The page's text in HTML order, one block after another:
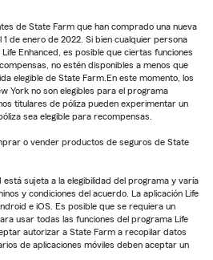
de State Farm que han comprado una nueva
de enero de 2022. Si bien cualquier persona
Enhanced, es posible que ciertas funciones
no estén disponibles a menos que
elegible de State Farm.En este momento, los
York no son elegibles para el programa
titulares de póliza pueden experimentar un
sea elegible para recompensas.
o vender productos de seguros de State
está sujeta a la elegibilidad del programa y varía
y condiciones del acuerdo. La aplicación Life
e iOS. Es posible que se requiera un
usar todas las funciones del programa Life
autorizar a State Farm a recopilar datos
de aplicaciones móviles deben aceptar un